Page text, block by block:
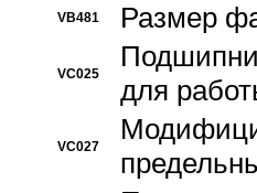
VB481 Размер
VC025
для
VC027